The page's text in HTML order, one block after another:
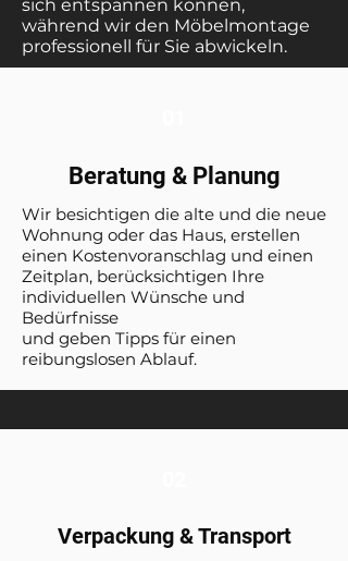
sich entspannen können,
während wir den Möbelmontage
professionell für Sie abwickeln.
Beratung & Planung
Wir besichtigen die alte und die neue
Wohnung oder das Haus, erstellen
einen Kostenvoranschlag und einen
Zeitplan, berücksichtigen Ihre
individuellen Wünsche und
Bedürfnisse
und geben Tipps für einen
reibungslosen Ablauf.
Verpackung & Transport